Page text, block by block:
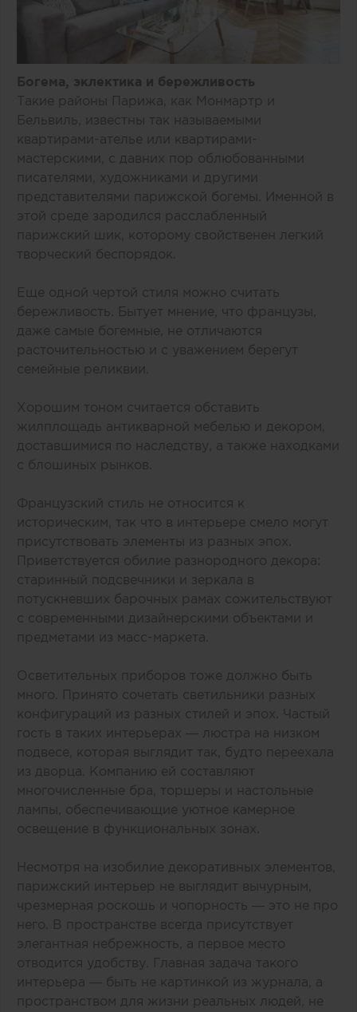
Богема, эклектика и бережливость
Такие районы Парижа, как Монмартр и
Бельвиль, известны так называемыми
квартирами-ателье или квартирами-
мастерскими, с давних пор облюбованными
писателями, художниками и другими
представителями парижской богемы. Именной в
этой среде зародился расслабленный
парижский шик, которому свойственен легкий
творческий беспорядок.
Еще одной чертой стиля можно считать
бережливость. Бытует мнение, что французы,
даже самые богемные, не отличаются
расточительностью и с уважением берегут
семейные реликвии.
Хорошим тоном считается обставить
жилплощадь антикварной мебелью и декором,
доставшимися по наследству, а также находками
с блошиных рынков.
Французский стиль не относится к
историческим, так что в интерьере смело могут
присутствовать элементы из разных эпох.
Приветствуется обилие разнородного декора:
старинный подсвечники и зеркала в
потускневших барочных рамах сожительствуют
с современными дизайнерскими объектами и
предметами из масс-маркета.
Осветительных приборов тоже должно быть
много. Принято сочетать светильники разных
конфигураций из разных стилей и эпох. Частый
гость в таких интерьерах — люстра на низком
подвесе, которая выглядит так, будто переехала
из дворца. Компанию ей составляют
многочисленные бра, торшеры и настольные
лампы, обеспечивающие уютное камерное
освещение в функциональных зонах.
Несмотря на изобилие декоративных элементов,
парижский интерьер не выглядит вычурным,
чрезмерная роскошь и чопорность — это не про
него. В пространстве всегда присутствует
элегантная небрежность, а первое место
отводится удобству. Главная задача такого
интерьера — быть не картинкой из журнала, а
пространством для жизни реальных людей, не